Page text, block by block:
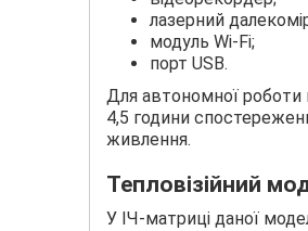
лазерний
модуль Wi-Fi;
порт USB.
Для автономної роботи
4,5 години
живлення.
Тепловізійний
У ІЧ-матриці даної